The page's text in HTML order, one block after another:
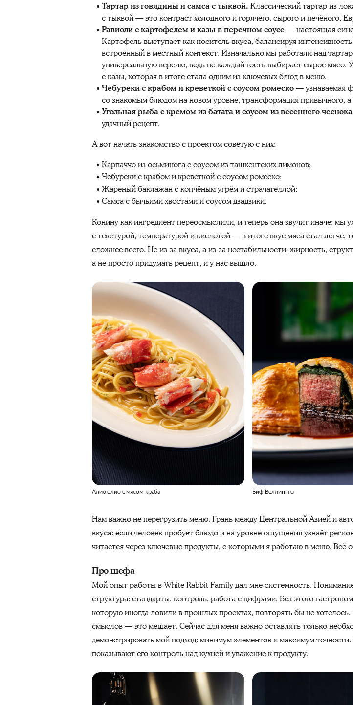
Тартар из говядины и самса с тыквой. Классический тартар из
с тыквой — это контраст холодного и горячего, сырого и печёного,
Равиоли с картофелем и казы в перечном соусе — настоящая
Картофель выступает как носитель вкуса, балансируя
встроенный в местный контекст. Изначально мы работали над
универсальную версию, ведь не каждый гость выбирает сырое
с казы, которая в итоге стала одним из ключевых блюд в меню.
Чебуреки с крабом и креветкой с соусом ромеско— узнаваемая
со знакомым блюдом на новом уровне, трансформация привычного, а
Угольная рыба с кремом из батата и соусом из весеннего
удачный рецепт.
А вот начать знакомство с проектом советую с них:
Карпаччо из осьминога с соусом из ташкентских лимонов;
Чебуреки с крабом и креветкой с соусом ромеско;
Жареный баклажан с копчёным угрём и страчателлой;
Самса с бычьими хвостами и соусом дзадзики.
Конину как ингредиент переосмыслили, и теперь она звучит иначе:
с текстурой, температурой и кислотой — в итоге вкус мяса стал
сложнее всего. Не из-за вкуса, а из-за нестабильности: жирность,
а не просто придумать рецепт, и у нас вышло.
Алио олио с мясом краба Биф Веллингтон
Нам важно не перегрузить меню. Грань между Центральной Азией и
вкуса: если человек пробует блюдо и на уровне ощущения узнаёт
читается через ключевые продукты, с которыми я работаю в меню.
Про шефа
Мой опыт работы в White Rabbit Family дал мне системность.
структура: стандарты, контроль, работа с цифрами. Без этого
которую иногда ловили в прошлых проектах, повторять бы не
смыслов — это мешает. Сейчас для меня важно оставлять только
демонстрировать мой подход: минимум элементов и максимум
показывают его контроль над кухней и уважение к продукту.